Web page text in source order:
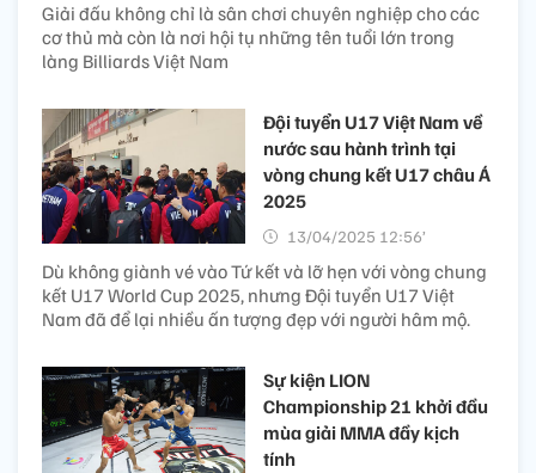
Giải đấu không chỉ là sân chơi chuyên nghiệp cho các
cơ thủ mà còn là nơi hội tụ những tên tuổi lớn trong
làng Billiards Việt Nam
Đội tuyển U17 Việt Nam về
nước sau hành trình tại
vòng chung kết U17 châu Á
2025
13/04/2025 12:56’
Dù không giành vé vào Tứ kết và lỡ hẹn với vòng chung
kết U17 World Cup 2025, nhưng Đội tuyển U17 Việt
Nam đã để lại nhiều ấn tượng đẹp với người hâm mộ.
Sự kiện LION
Championship 21 khởi đầu
mùa giải MMA đầy kịch
tính